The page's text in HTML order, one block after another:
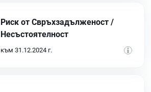
Риск от Свръхзадълженост /
Несъстоятелност
към 31.12.2024 г.